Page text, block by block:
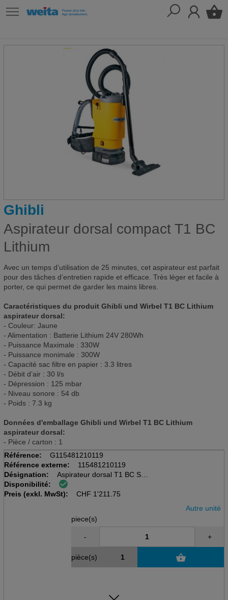
Ghibli
Aspirateur dorsal compact T1 BC
Lithium
Avec un temps d’utilisation de 25 minutes, cet aspirateur est parfait
pour des tâches d’entretien rapide et efficace. Très léger et facile à
porter, ce qui permet de garder les mains libres.
Caractéristiques du produit Ghibli und Wirbel T1 BC Lithium
aspirateur dorsal:
- Couleur: Jaune
- Alimentation : Batterie Lithium 24V 280Wh
- Puissance Maximale : 330W
- Puissance monimale : 300W
- Capacité sac filtre en papier : 3.3 litres
- Débit d’air : 30 l/s
- Dépression : 125 mbar
- Niveau sonore : 54 db
- Poids : 7.3 kg
Données d'emballage Ghibli und Wirbel T1 BC Lithium
aspirateur dorsal:
- Pièce / carton : 1
Référence:
G115481210119
Référence externe:
115481210119
Désignation:
Aspirateur dorsal T1 BC Swift
avec batterie
Zubehör 32mm
Disponibilité:
Preis (exkl. MwSt):
CHF 1'211.75
Autre unité
piece(s)
- +
pièce(s)